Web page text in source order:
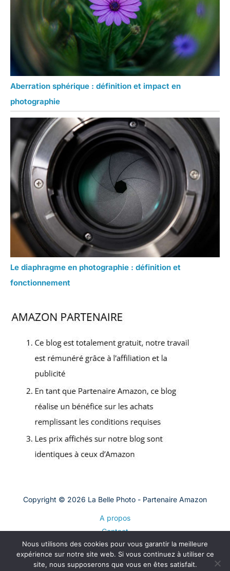
Aberration sphérique : définition et impact en
photographie
Le diaphragme en photographie : définition et
fonctionnement
Copyright © 2026 La Belle Photo - Partenaire Amazon
A propos
Contact
Plan du site
Mentions légales
Nous utilisons des cookies pour vous garantir la meilleure
expérience sur notre site web. Si vous continuez à utiliser ce
site, nous supposerons que vous en êtes satisfait.